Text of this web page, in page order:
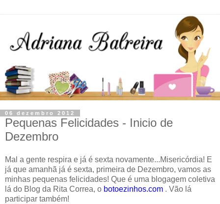
06 dezembro 2012
Pequenas Felicidades - Inicio de
Dezembro
Mal a gente respira e já é sexta novamente...Misericórdia! E
já que amanhã já é sexta, primeira de Dezembro, vamos as
minhas pequenas felicidades! Que é uma blogagem coletiva
lá do Blog da Rita Correa, o botoezinhos.com . Vão lá
participar também!